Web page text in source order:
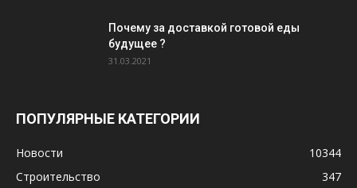
Почему за доставкой готовой еды
будущее ?
31.03.2021
ПОПУЛЯРНЫЕ КАТЕГОРИИ
Новости
10344
Строительство
347